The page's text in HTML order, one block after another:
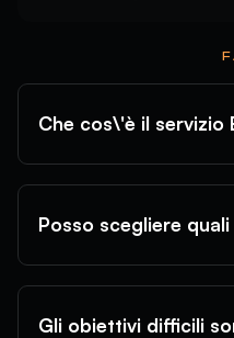
Che cos\'è il servizio
Posso scegliere
Gli obiettivi difficili